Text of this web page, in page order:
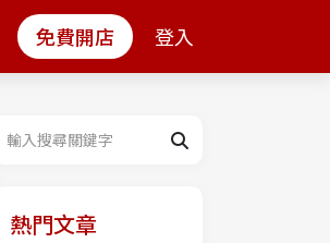
免費開店 登入
熱門文章